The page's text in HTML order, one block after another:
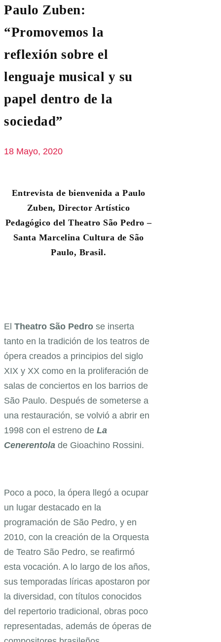
Paulo Zuben:
“Promovemos la
reflexión sobre el
lenguaje musical y su
papel dentro de la
sociedad”
18 Mayo, 2020
Entrevista de bienvenida a Paulo
Zuben, Director Artístico
Pedagógico del Theatro São Pedro –
Santa Marcelina Cultura de São
Paulo, Brasil.
El Theatro São Pedro se inserta
tanto en la tradición de los teatros de
ópera creados a principios del siglo
XIX y XX como en la proliferación de
salas de conciertos en los barrios de
São Paulo. Después de someterse a
una restauración, se volvió a abrir en
1998 con el estreno de La
Cenerentola de Gioachino Rossini.
Poco a poco, la ópera llegó a ocupar
un lugar destacado en la
programación de São Pedro, y en
2010, con la creación de la Orquesta
de Teatro São Pedro, se reafirmó
esta vocación. A lo largo de los años,
sus temporadas líricas apostaron por
la diversidad, con títulos conocidos
del repertorio tradicional, obras poco
representadas, además de óperas de